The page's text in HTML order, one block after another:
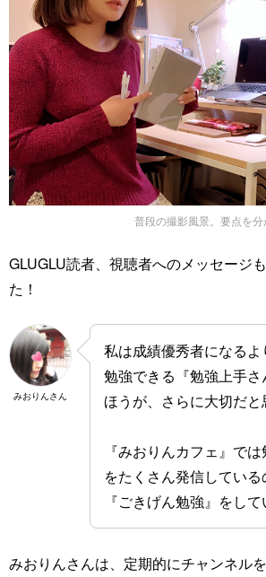
普段の撮影風景。要点を分
GLUGLU読者、視聴者へのメッセージ
た！
みおりんさん
私は成績優秀者になる
勉強できる『勉強上手
ほうが、さらに大切だと
『みおりんカフェ』で
をたくさん発信してい
『ごきげん勉強』をし
みおりんさんは、定期的にチャンネル